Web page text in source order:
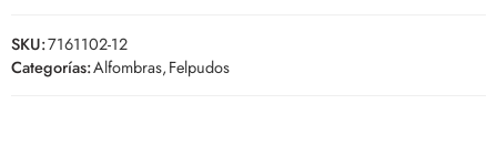
SKU:7161102-12
Categorías:Alfombras,Felpudos